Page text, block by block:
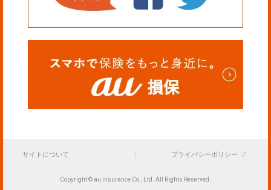
サイトについて プライバシーポリシー
Copyright © au insurance Co., Ltd. All Rights Reserved.